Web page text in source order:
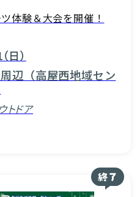
体験＆大会を開催！
）
辺（高屋西地域セン
トドア